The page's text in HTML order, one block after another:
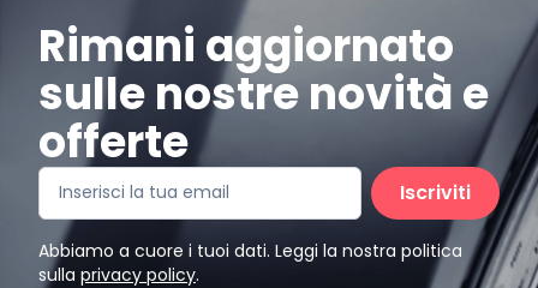
Rimani aggiornato
sulle nostre novità e
offerte
Iscriviti
Abbiamo a cuore i tuoi dati. Leggi la nostra politica
sulla privacy policy.